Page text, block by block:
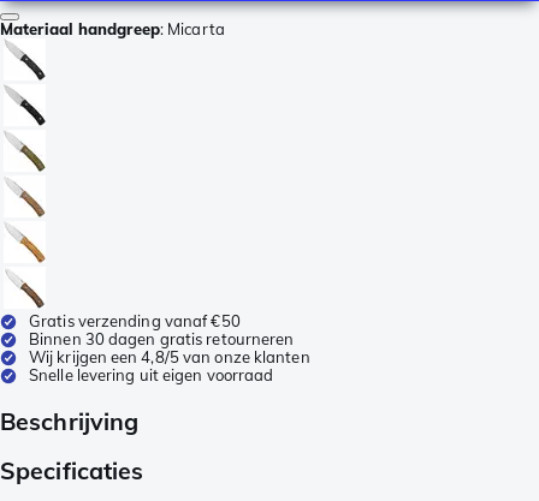
Materiaal handgreep: Micarta
Gratis verzending vanaf €50
Binnen 30 dagen gratis retourneren
Wij krijgen een 4,8/5 van onze klanten
Snelle levering uit eigen voorraad
Beschrijving
Specificaties